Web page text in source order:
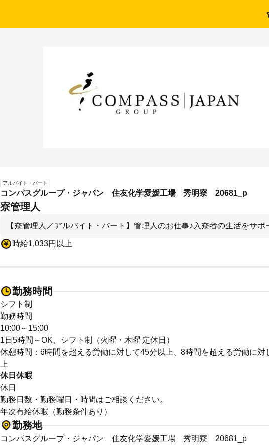
アルバイト・パート
コンパスグループ・ジャパン 住友化学愛媛工場 秀明寮 20681_p
寮管理人
【寮管理人／アルバイト・パート】管理人のお仕事♪入寮者の生活をサポ
時給1,033円以上
勤務時間
シフト制
勤務時間
10:00～15:00
1日5時間～OK、シフト制（火曜・木曜 定休日）
休憩時間：6時間を超える労働に対して45分以上、8時間を超える労働に対
上
休日休暇
休日
勤務日数・勤務曜日・時間はご相談ください。
年次有給休暇（勤務条件あり）
勤務地
コンパスグループ・ジャパン 住友化学愛媛工場 秀明寮 20681_p